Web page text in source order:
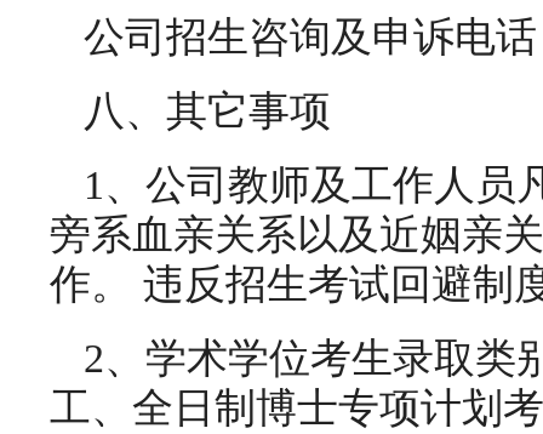
公司招生咨询及申诉电话
八、其它事项
1、公司教师及工作人员
旁系血亲关系以及近姻亲
作。 违反招生考试回避制
2、学术学位考生录取类
工、全日制博士专项计划